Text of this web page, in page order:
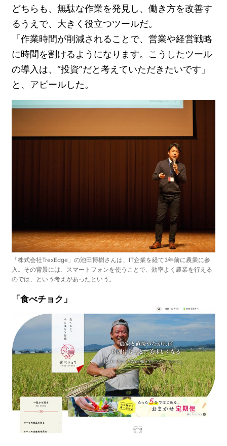
どちらも、無駄な作業を発見し、働き方を改善す
るうえで、大きく役立つツールだ。
「作業時間が削減されることで、営業や経営戦略
に時間を割けるようになります。こうしたツール
の導入は、“投資”だと考えていただきたいです」
と、アピールした。
「株式会社TrexEdge」の池田博樹さんは、IT企業を経て3年前に農業に参
入。その背景には、スマートフォンを使うことで、効率よく農業を行える
のでは、という考えがあったという。
「食べチョク」